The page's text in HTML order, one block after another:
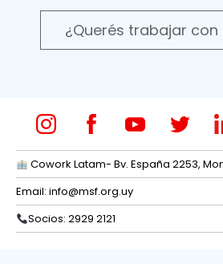
¿Querés trabajar
Cowork Latam- Bv. España 2253,
Email: info@msf.org.uy
Socios: 2929 2121